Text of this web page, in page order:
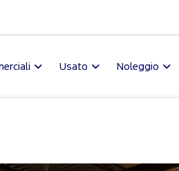
Usato Noleggio